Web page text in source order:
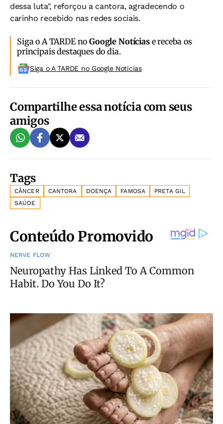
dessa luta", reforçou a cantora, agradecendo o
carinho recebido nas redes sociais.
Siga o A TARDE noGoogle Notíciase receba os
principais destaques do dia.
Siga o A TARDE no Google Noticias
Compartilhe essa notícia com seus
amigos
Tags
CÂNCER CANTORA DOENÇA FAMOSA
PRETA GIL
SAÚDE